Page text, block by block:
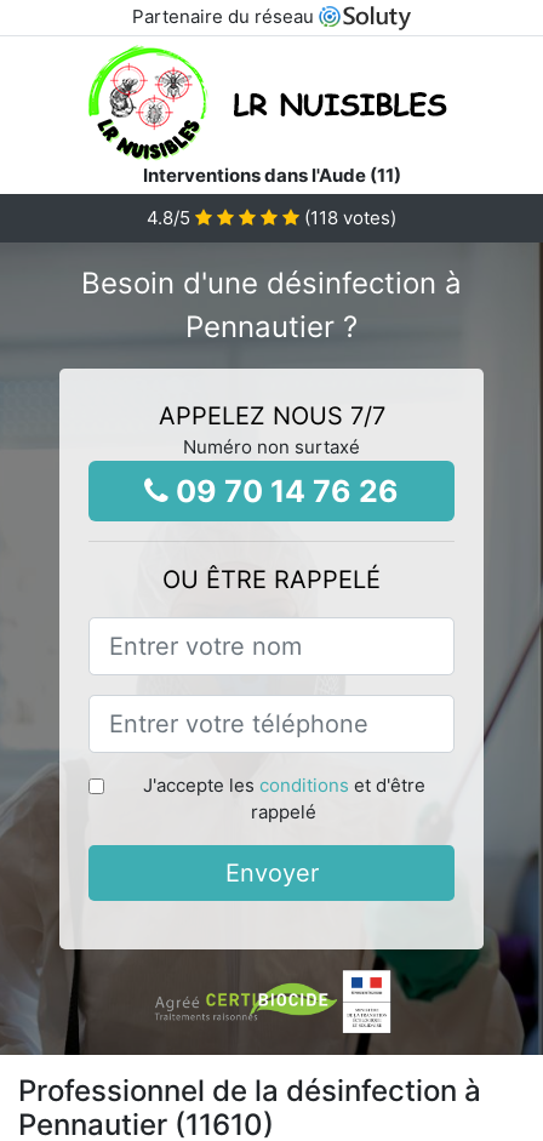
Partenaire du réseau
Interventions dans l'Aude (11)
4.8/5 (118 votes)
Besoin d'une désinfection à
Pennautier ?
APPELEZ NOUS 7/7
Numéro non surtaxé
09 70 14 76 26
OU ÊTRE RAPPELÉ
J'accepte les conditions et d'être
rappelé
Envoyer
Professionnel de la désinfection à
Pennautier (11610)